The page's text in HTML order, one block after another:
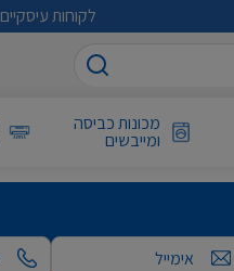
לקוחות עיסקיים
מכונות כביסה
ומייבשים
אימייל